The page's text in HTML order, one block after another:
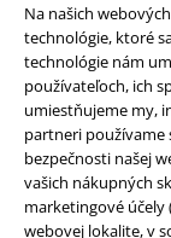
Na našich
technológie, ktoré
technológie nám
používateľoch, ich
umiestňujeme my,
partneri používame
bezpečnosti našej
vašich nákupných
marketingové účely
webovej lokalite, v
Právne